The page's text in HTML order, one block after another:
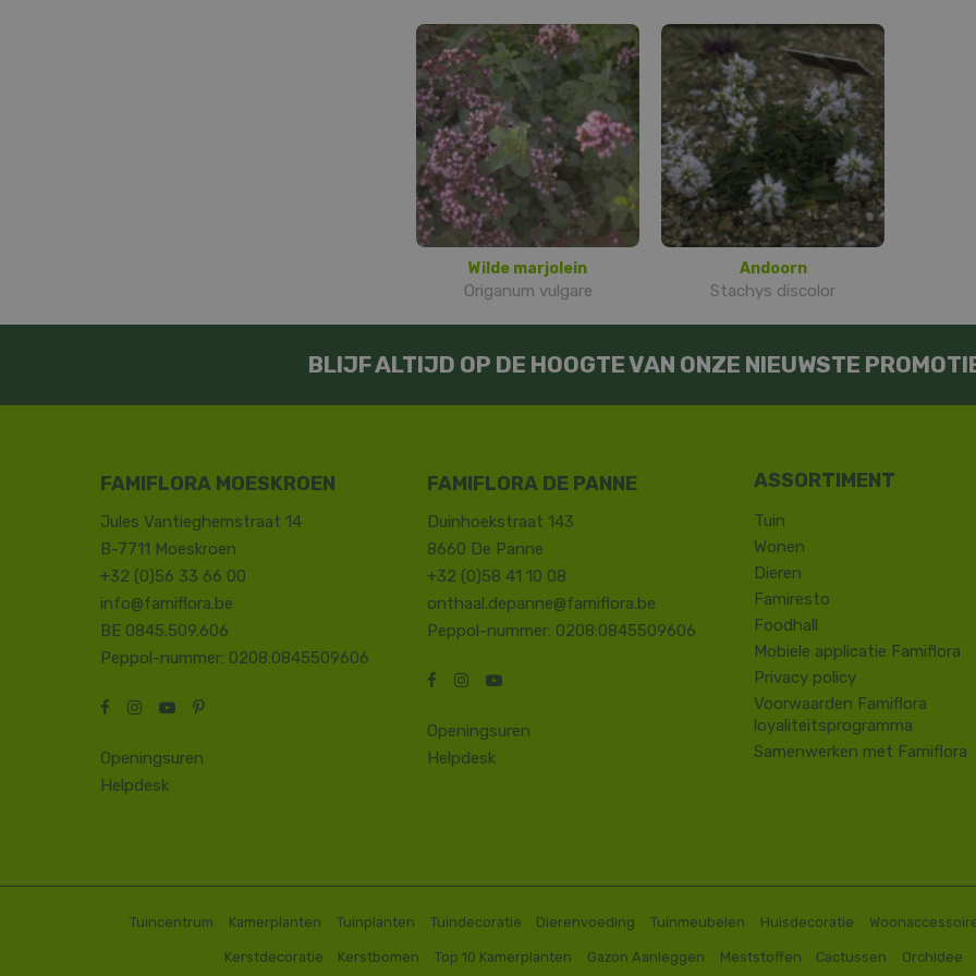
Wilde marjolein
Origanum vulgare
Andoorn
Stachys discolor
BLIJF ALTIJD OP DE HOOGTE VAN ONZE NIEUWSTE
FAMIFLORA MOESKROEN
Jules Vantieghemstraat 14
B-7711 Moeskroen
+32 (0)56 33 66 00
info@famiflora.be
BE 0845.509.606
Peppol-nummer: 0208:0845509606
Openingsuren
Helpdesk
FAMIFLORA DE PANNE
Duinhoekstraat 143
8660 De Panne
+32 (0)58 41 10 08
onthaal.depanne@famiflora.be
Peppol-nummer: 0208:0845509606
Openingsuren
Helpdesk
Tuin
Wonen
Dieren
Famiresto
Foodhall
Mobiele applicatie Famiflora
Privacy policy
Voorwaarden Famiflora
loyaliteitsprogramma
Samenwerken met Famiflora
Tuincentrum Kamerplanten Tuinplanten Tuindecoratie Dierenvoeding Tuinmeubelen Huisdecoratie
Kerstdecoratie Kerstbomen Top 10 Kamerplanten Gazon Aanleggen Meststoffen Cactussen Orchidee